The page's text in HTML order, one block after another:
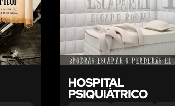
HOSPITAL
PSIQUIÁTRICO